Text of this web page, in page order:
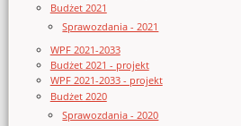
Budżet 2021
Sprawozdania - 2021
WPF 2021-2033
Budżet 2021 - projekt
WPF 2021-2033 - projekt
Budżet 2020
Sprawozdania - 2020